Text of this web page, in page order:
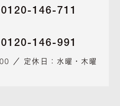
0120-146-711
0120-146-991
／ 定休日：水曜・木曜